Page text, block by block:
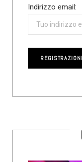
Indirizzo email: